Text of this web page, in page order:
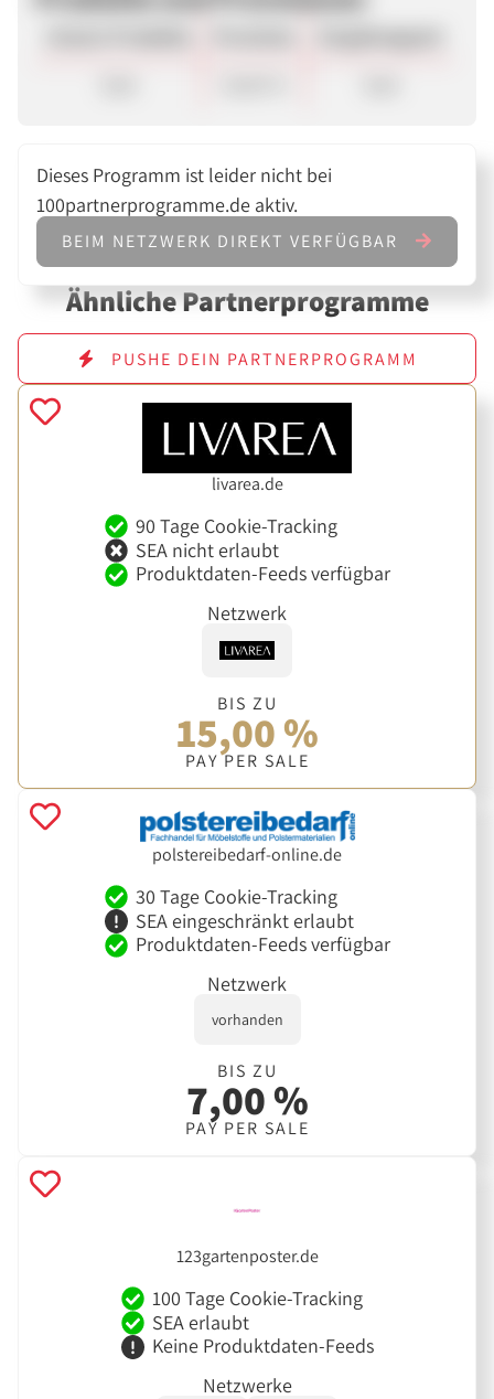
Dieses Programm ist leider nicht bei
100partnerprogramme.de aktiv.
BEIM NETZWERK DIREKT VERFÜGBAR
Ähnliche Partnerprogramme
PUSHE DEIN PARTNERPROGRAMM
livarea.de
90 Tage Cookie-Tracking
SEA nicht erlaubt
Produktdaten-Feeds verfügbar
Netzwerk
BIS ZU
15,00 %
PAY PER SALE
polstereibedarf-online.de
30 Tage Cookie-Tracking
SEA eingeschränkt erlaubt
Produktdaten-Feeds verfügbar
Netzwerk
vorhanden
BIS ZU
7,00 %
PAY PER SALE
123gartenposter.de
100 Tage Cookie-Tracking
SEA erlaubt
Keine Produktdaten-Feeds
Netzwerke